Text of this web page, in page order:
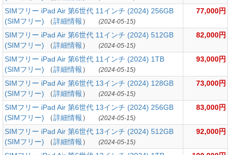
SIMフリー iPad Air 第6世代 11インチ (2024) 256GB
(SIMフリー)
（詳細情報） (2024-05-15)
77,000円
SIMフリー iPad Air 第6世代 11インチ (2024) 512GB
(SIMフリー)
（詳細情報） (2024-05-15)
82,000円
SIMフリー iPad Air 第6世代 11インチ (2024) 1TB
(SIMフリー)
（詳細情報） (2024-05-15)
93,000円
SIMフリー iPad Air 第6世代 13インチ (2024) 128GB
(SIMフリー)
（詳細情報） (2024-05-15)
73,000円
SIMフリー iPad Air 第6世代 13インチ (2024) 256GB
(SIMフリー)
（詳細情報） (2024-05-15)
83,000円
SIMフリー iPad Air 第6世代 13インチ (2024) 512GB
(SIMフリー)
（詳細情報） (2024-05-15)
92,000円